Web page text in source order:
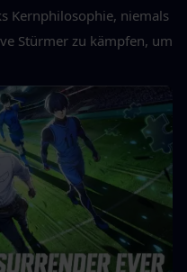
Kernphilosophie, niemals
Stürmer zu kämpfen, um